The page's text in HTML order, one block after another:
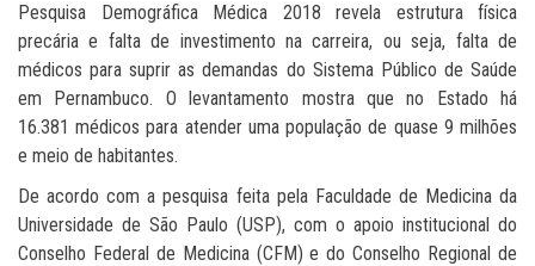
Pesquisa Demográfica Médica 2018 revela estrutura física
precária e falta de investimento na carreira, ou seja, falta de
médicos para suprir as demandas do Sistema Público de Saúde
em Pernambuco. O levantamento mostra que no Estado há
16.381 médicos para atender uma população de quase 9 milhões
e meio de habitantes.
De acordo com a pesquisa feita pela Faculdade de Medicina da
Universidade de São Paulo (USP), com o apoio institucional do
Conselho Federal de Medicina (CFM) e do Conselho Regional de